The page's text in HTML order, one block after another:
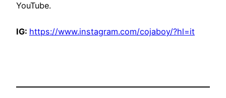
YouTube.
IG: https://www.instagram.com/cojaboy/?hl=it